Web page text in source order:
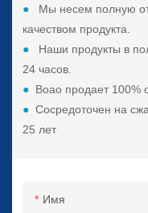
●
Мы несем полную
качеством продукта.
●
Наши продукты в
24 часов.
● Boao продает 100%
●Сосредоточен на
25 лет
Имя